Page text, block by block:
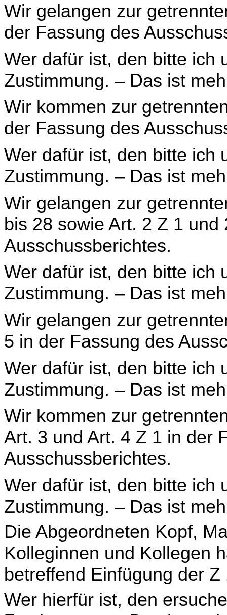
Wir gelangen zur
der Fassung des
Wer dafür ist, den bitte ich
Zustimmung. – Das ist
Wir kommen zur
der Fassung des
Wer dafür ist, den bitte ich
Zustimmung. – Das ist
Wir gelangen zur
bis 28 sowie Art. 2 Z 1
Ausschussberichtes.
Wer dafür ist, den bitte ich
Zustimmung. – Das ist
Wir gelangen zur
5 in der Fassung des
Wer dafür ist, den bitte ich
Zustimmung. – Das ist
Wir kommen zur
Art. 3 und Art. 4 Z 1 in der
Ausschussberichtes.
Wer dafür ist, den bitte ich
Zustimmung. – Das ist
Die Abgeordneten Kopf,
Kolleginnen und Kollegen
betreffend Einfügung der
Wer hierfür ist, den